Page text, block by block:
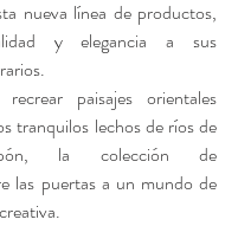
nueva línea de productos,
y elegancia a sus
paisajes orientales
tranquilos lechos de ríos de
la colección de
las puertas a un mundo de